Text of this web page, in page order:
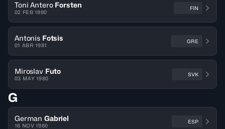
Toni Antero Forsten
02 FEB 1980
FIN
Antonis Fotsis
01 ABR 1981
GRE
Miroslav Futo
03 MAY 1980
SVK
G
German Gabriel
16 NOV 1980
ESP